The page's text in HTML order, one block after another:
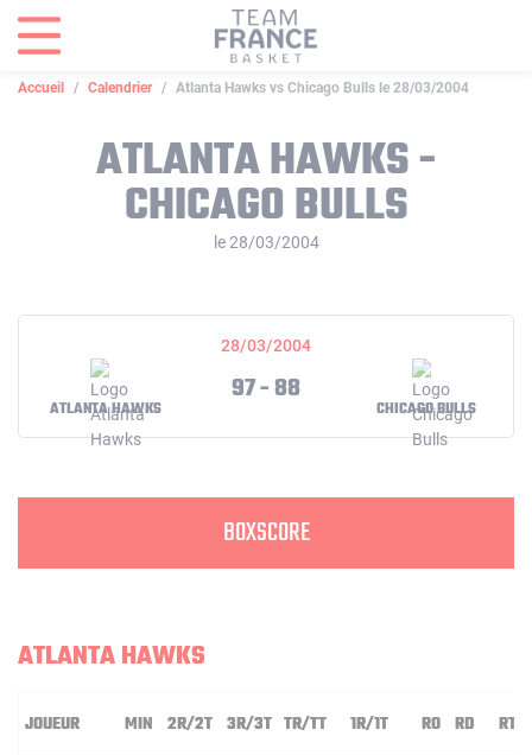
Accueil Calendrier Atlanta Hawks vs Chicago Bulls le 28/03/2004
ATLANTA HAWKS -
CHICAGO BULLS
le 28/03/2004
28/03/2004
ATLANTA HAWKS
97 - 88
CHICAGO BULLS
BOXSCORE
ATLANTA HAWKS
JOUEUR MIN 2R/2T 3R/3T TR/TT 1R/1T RO RD RT
Panneau de gestion des cookies